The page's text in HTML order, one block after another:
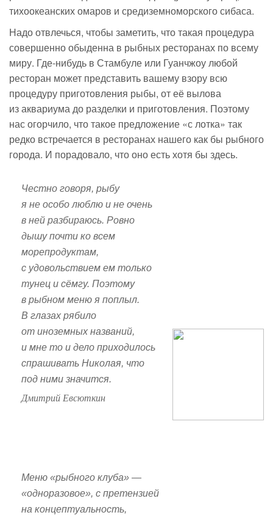
тихоокеанских омаров и средиземноморского сибаса.
Надо отвлечься, чтобы заметить, что такая процедура
совершенно обыденна в рыбных ресторанах по всему
миру. Где-нибудь в Стамбуле или Гуанчжоу любой
ресторан может представить вашему взору всю
процедуру приготовления рыбы, от её вылова
из аквариума до разделки и приготовления. Поэтому
нас огорчило, что такое предложение «с лотка» так
редко встречается в ресторанах нашего как бы рыбного
города. И порадовало, что оно есть хотя бы здесь.
Честно говоря, рыбу
я не особо люблю и не очень
в ней разбираюсь. Ровно
дышу почти ко всем
морепродуктам,
с удовольствием ем только
тунец и сёмгу. Поэтому
в рыбном меню я поплыл.
В глазах рябило
от иноземных названий,
и мне то и дело приходилось
спрашивать Николая, что
под ними значится.
Дмитрий Евсюткин
Меню «рыбного клуба» —
«одноразовое», с претензией
на концептуальность,